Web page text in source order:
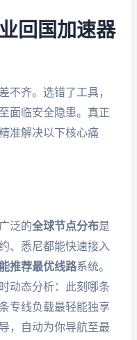
回国加速器
不齐。选错了工具，
面临安全隐患。真正
准解决以下核心痛
泛的全球节点分布是
、悉尼都能快速接入
推荐最优线路系统。
动态分析：此刻哪条
专线负载最轻能独享
，自动为你导航至最